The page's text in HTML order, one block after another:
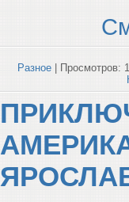
Разное| Просмотров: